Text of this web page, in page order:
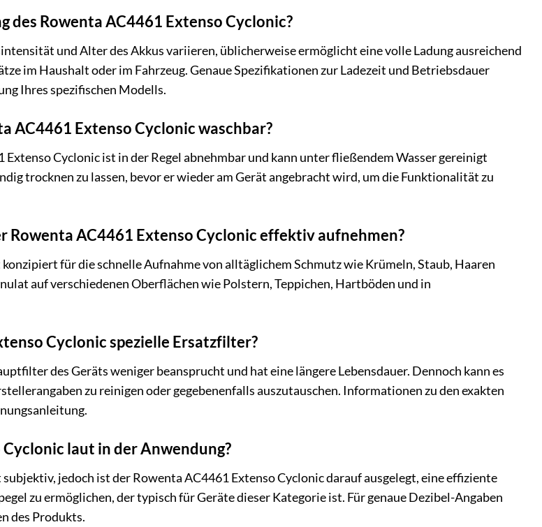
des Rowenta AC4461 Extenso Cyclonic?
und Alter des Akkus variieren, üblicherweise ermöglicht eine volle Ladung ausreichend
im Haushalt oder im Fahrzeug. Genaue Spezifikationen zur Ladezeit und Betriebsdauer
Ihres spezifischen Modells.
AC4461 Extenso Cyclonic waschbar?
Extenso Cyclonic ist in der Regel abnehmbar und kann unter fließendem Wasser gereinigt
trocknen zu lassen, bevor er wieder am Gerät angebracht wird, um die Funktionalität zu
Rowenta AC4461 Extenso Cyclonic effektiv aufnehmen?
für die schnelle Aufnahme von alltäglichem Schmutz wie Krümeln, Staub, Haaren
auf verschiedenen Oberflächen wie Polstern, Teppichen, Hartböden und in
Cyclonic spezielle Ersatzfilter?
des Geräts weniger beansprucht und hat eine längere Lebensdauer. Dennoch kann es
zu reinigen oder gegebenenfalls auszutauschen. Informationen zu den exakten
laut in der Anwendung?
jedoch ist der Rowenta AC4461 Extenso Cyclonic darauf ausgelegt, eine effiziente
zu ermöglichen, der typisch für Geräte dieser Kategorie ist. Für genaue Dezibel-Angaben
des Produkts.